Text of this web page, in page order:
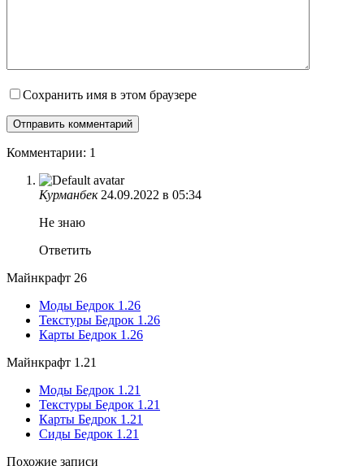
Сохранить имя в этом браузере
Комментарии: 1
Курманбек 24.09.2022 в 05:34
Не знаю
Ответить
Майнкрафт 26
Моды Бедрок 1.26
Текстуры Бедрок 1.26
Карты Бедрок 1.26
Майнкрафт 1.21
Моды Бедрок 1.21
Текстуры Бедрок 1.21
Карты Бедрок 1.21
Сиды Бедрок 1.21
Похожие записи